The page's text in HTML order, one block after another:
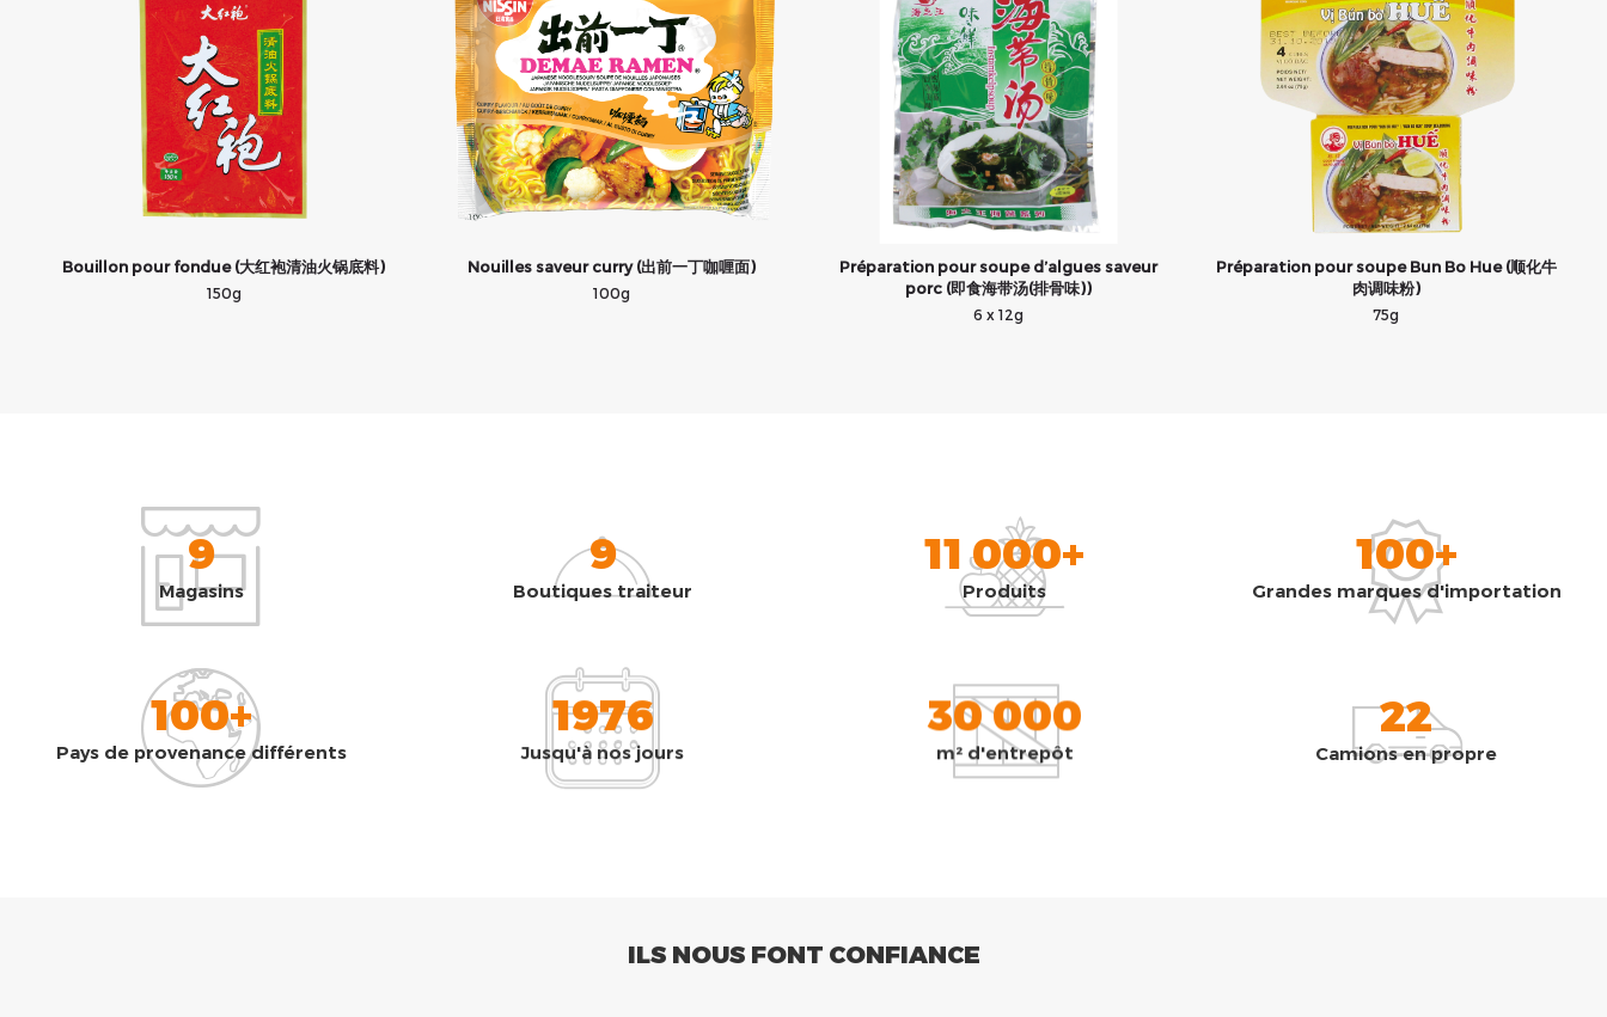
Bouillon pour fondue (大红袍清油火锅底料)
150g
Nouilles saveur curry (出前一丁咖喱面)
100g
Préparation pour soupe d’algues saveur
porc (即食海带汤(排骨味))
6 x 12g
Préparation pour soupe Bun Bo Hue (顺化牛
肉调味粉)
75g
9
Magasins
9
Boutiques traiteur
11 000+
Produits
100+
Grandes marques d'importation
100+
Pays de provenance différents
1976
Jusqu'à nos jours
30 000
m² d'entrepôt
22
Camions en propre
ILS NOUS FONT CONFIANCE